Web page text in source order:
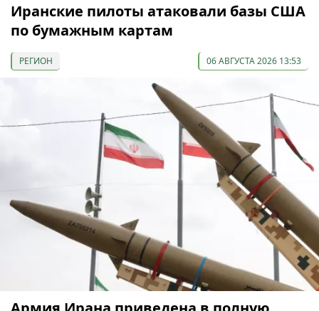
Иранские пилоты атаковали базы США
по бумажным картам
РЕГИОН 06 АВГУСТА 2026 13:53